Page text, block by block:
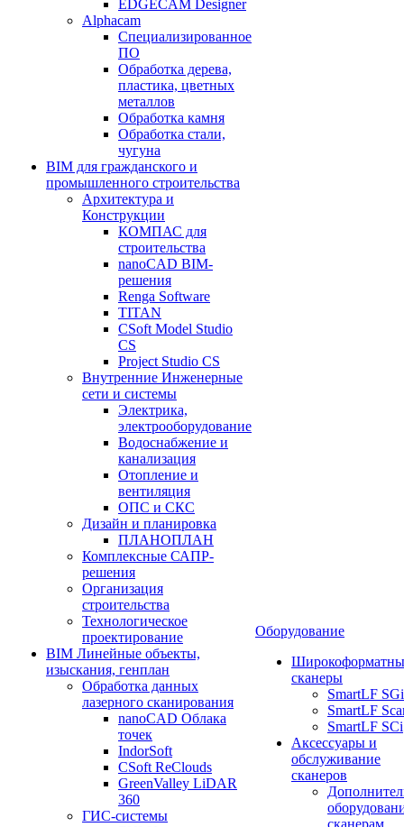
EDGECAM Designer
Alphacam
Специализированное
ПО
Обработка дерева,
пластика, цветных
металлов
Обработка камня
Обработка стали,
чугуна
BIM для гражданского и
промышленного строительства
Архитектура и
Конструкции
КОМПАС для
строительства
nanoCAD BIM-
решения
Renga Software
TITAN
CSoft Model Studio
CS
Project Studio CS
Внутренние Инженерные
сети и системы
Электрика,
электрооборудование
Водоснабжение и
канализация
Отопление и
вентиляция
ОПС и СКС
Дизайн и планировка
ПЛАНОПЛАН
Комплексные САПР-
решения
Организация
строительства
Технологическое
проектирование
BIM Линейные объекты,
изыскания, генплан
Обработка данных
лазерного сканирования
nanoCAD Облака
точек
IndorSoft
CSoft ReClouds
GreenValley LiDAR
360
ГИС-системы
Оборудование
сканеры
SmartLF SGi
SmartLF
SmartLF SCi
Аксессуары и
обслуживание
сканеров
сканерам